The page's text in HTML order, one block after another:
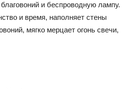
и беспроводную лампу.
и время, наполняет стены
мягко мерцает огонь свечи,